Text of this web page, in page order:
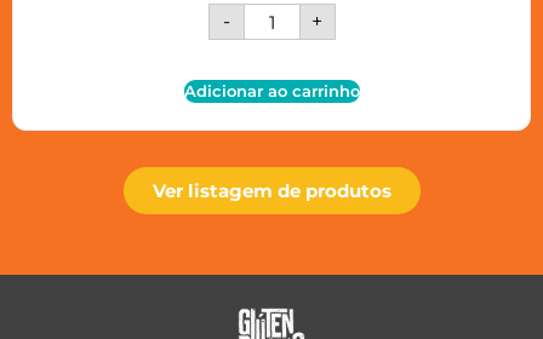
- +
Adicionar ao carrinho
Ver listagem de produtos